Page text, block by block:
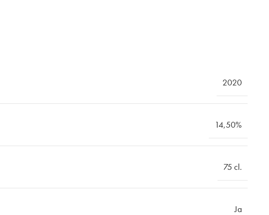
2020
14,50%
75 cl.
Ja